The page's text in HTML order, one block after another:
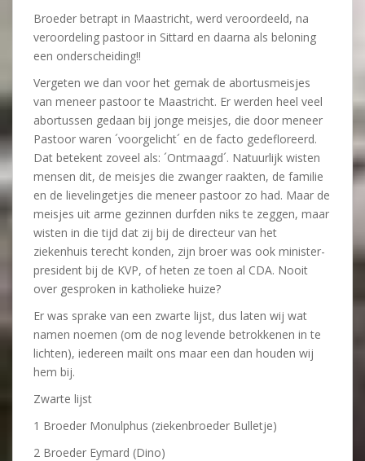
Broeder betrapt in Maastricht, werd veroordeeld, na
veroordeling pastoor in Sittard en daarna als beloning
een onderscheiding!!
Vergeten we dan voor het gemak de abortusmeisjes
van meneer pastoor te Maastricht. Er werden heel veel
abortussen gedaan bij jonge meisjes, die door meneer
Pastoor waren ´voorgelicht´ en de facto gedefloreerd.
Dat betekent zoveel als: ´Ontmaagd´. Natuurlijk wisten
mensen dit, de meisjes die zwanger raakten, de familie
en de lievelingetjes die meneer pastoor zo had. Maar de
meisjes uit arme gezinnen durfden niks te zeggen, maar
wisten in die tijd dat zij bij de directeur van het
ziekenhuis terecht konden, zijn broer was ook minister-
president bij de KVP, of heten ze toen al CDA. Nooit
over gesproken in katholieke huize?
Er was sprake van een zwarte lijst, dus laten wij wat
namen noemen (om de nog levende betrokkenen in te
lichten), iedereen mailt ons maar een dan houden wij
hem bij.
Zwarte lijst
1 Broeder Monulphus (ziekenbroeder Bulletje)
2 Broeder Eymard (Dino)